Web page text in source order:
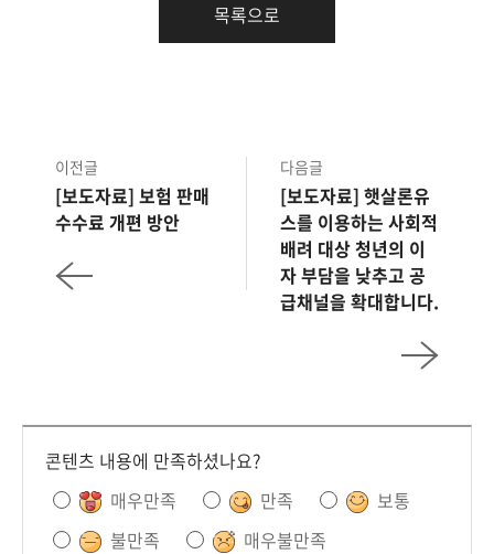
목록으로
이전글
[보도자료] 보험 판매
수수료 개편 방안
다음글
[보도자료] 햇살론유
스를 이용하는 사회적
배려 대상 청년의 이
자 부담을 낮추고 공
급채널을 확대합니다.
콘텐츠 내용에 만족하셨나요?
매우만족
만족
보통
불만족
매우불만족